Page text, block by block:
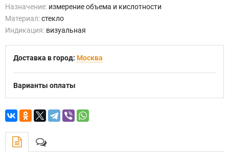
Назначение: измерение объема и кислотности
Материал:стекло
Индикация: визуальная
Доставка в город: Москва
Варианты оплаты